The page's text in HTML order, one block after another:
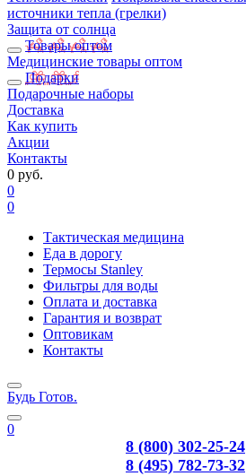
источники тепла (грелки)
Защита от солнца
Товары оптом
Медицинские товары оптом
Подарки
Подарочные наборы
Доставка
Как купить
Акции
Контакты
0 руб.
0
0
Тактическая медицина
Еда в дорогу
Термосы Stanley
Фильтры для воды
Оплата и доставка
Гарантия и возврат
Оптовикам
Контакты
Будь Готов.
0
8 (800) 302-25-24
8 (495) 782-73-32